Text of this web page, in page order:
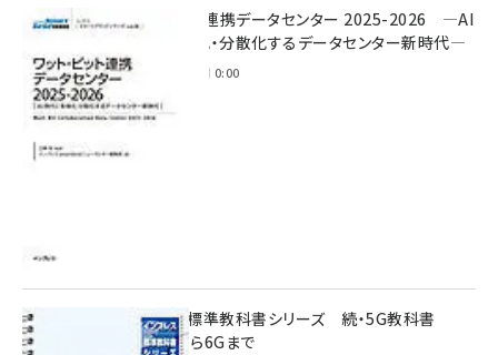
ワット・ビット連携データセンター 2025-2026 ―AI
時代に多様化・分散化するデータセンター新時代―
2025年11月28日 0:00
インプレス標準教科書シリーズ 続・5G教科書
NSA/SAから6Gまで